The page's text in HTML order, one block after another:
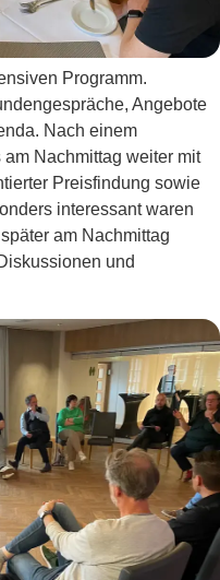
Programm.
Angebote
Nach einem
Nachmittag weiter mit
Preisfindung sowie
interessant waren
am Nachmittag
und